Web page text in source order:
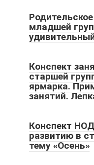
младшей
Конспект
старшей
ярмарка.
занятий.
Конспект
развитию в
тему «Осень»